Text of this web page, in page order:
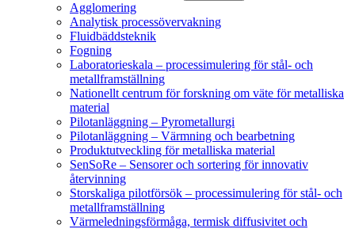
Agglomering
Analytisk processövervakning
Fluidbäddsteknik
Fogning
Laboratorieskala – processimulering för stål- och
metallframställning
Nationellt centrum för forskning om väte för metalliska
material
Pilotanläggning – Pyrometallurgi
Pilotanläggning – Värmning och bearbetning
Produktutveckling för metalliska material
SenSoRe – Sensorer och sortering för innovativ
återvinning
Storskaliga pilotförsök – processimulering för stål- och
metallframställning
Värmeledningsförmåga, termisk diffusivitet och